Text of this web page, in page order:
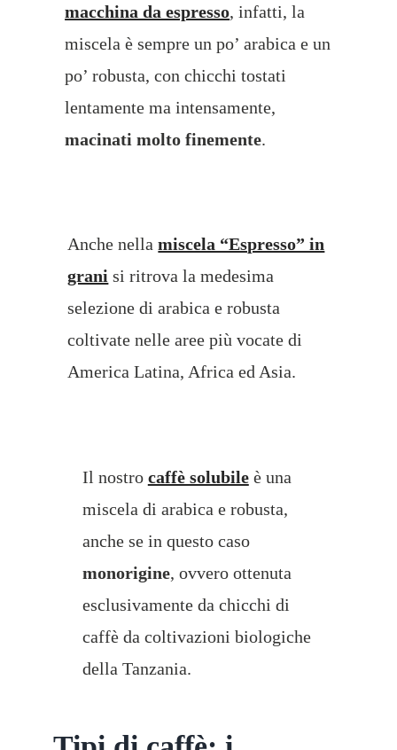
macchina da espresso, infatti, la
miscela è sempre un po’ arabica e un
po’ robusta, con chicchi tostati
lentamente ma intensamente,
macinati molto finemente.
Anche nellamiscela “Espresso” in
grani si ritrova la medesima
selezione di arabica e robusta
coltivate nelle aree più vocate di
America Latina, Africa ed Asia.
Il nostro caffè solubileè una
miscela di arabica e robusta,
anche se in questo caso
monorigine, ovvero ottenuta
esclusivamente da chicchi di
caffè da coltivazioni biologiche
della Tanzania.